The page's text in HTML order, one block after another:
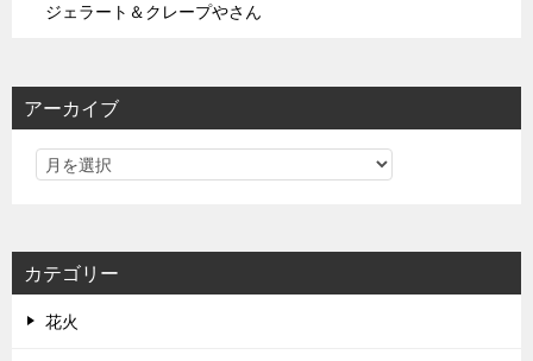
ジェラート＆クレープやさん
アーカイブ
カテゴリー
花火